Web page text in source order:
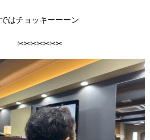
ではチョッキーーーン
✂✂✂✂✂✂✂